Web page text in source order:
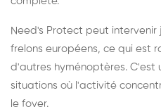
Need's Protect peut intervenir
frelons européens, ce qui est
d'autres hyménoptères. C'est
situations où l'activité
le foyer.